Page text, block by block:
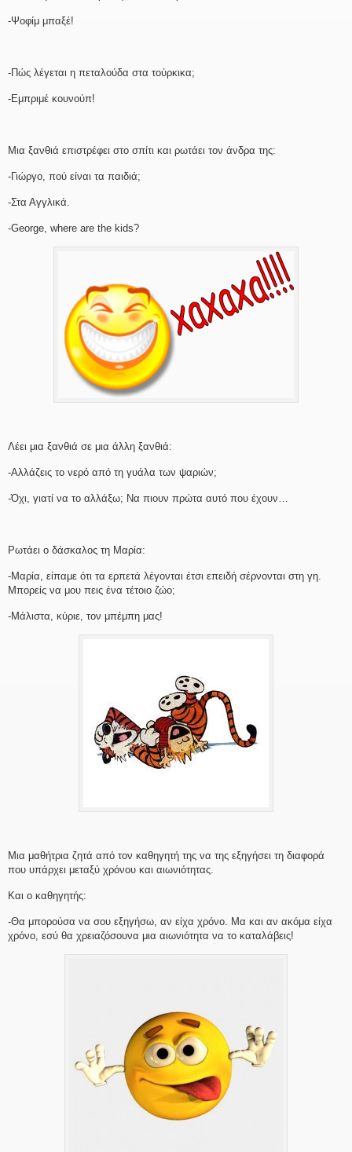
-Ψοφίμ μπαξέ!
-Πώς λέγεται η πεταλούδα στα τούρκικα;
-Εμπριμέ κουνούπ!
Μια ξανθιά επιστρέφει στο σπίτι και ρωτάει τον άνδρα της:
-Γιώργο, πού είναι τα παιδιά;
-Στα Αγγλικά.
-George, where are the kids?
Λέει μια ξανθιά σε μια άλλη ξανθιά:
-Αλλάζεις το νερό από τη γυάλα των ψαριών;
-Όχι, γιατί να το αλλάξω; Να πιουν πρώτα αυτό που έχουν…
Ρωτάει ο δάσκαλος τη Μαρία:
-Μαρία, είπαμε ότι τα ερπετά λέγονται έτσι επειδή σέρνονται στη γη.
Μπορείς να μου πεις ένα τέτοιο ζώο;
-Μάλιστα, κύριε, τον μπέμπη μας!
Μια μαθήτρια ζητά από τον καθηγητή της να της εξηγήσει τη διαφορά
που υπάρχει μεταξύ χρόνου και αιωνιότητας.
Και ο καθηγητής:
-Θα μπορούσα να σου εξηγήσω, αν είχα χρόνο. Μα και αν ακόμα είχα
χρόνο, εσύ θα χρειαζόσουνα μια αιωνιότητα να το καταλάβεις!